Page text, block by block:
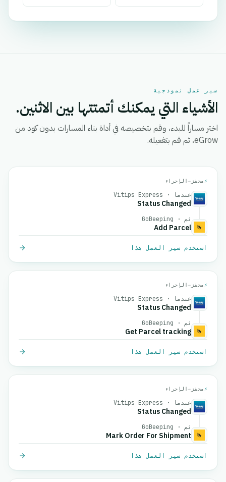
سير عمل نموذجية
الأشياء التي يمكنك أتمتتها بين الاثنين.
اختر مساراً للبدء، وقم بتخصيصه في أداة بناء المسارات بدون كود من
eGrow، ثم قم بتفعيله.
⚡ محفز →الإجراء
عندما · Vitips Express
Status Changed
ثم · GoBeeping
Add Parcel
استخدم سير العمل هذا
⚡ محفز →الإجراء
عندما · Vitips Express
Status Changed
ثم · GoBeeping
Get Parcel tracking
استخدم سير العمل هذا
⚡ محفز →الإجراء
عندما · Vitips Express
Status Changed
ثم · GoBeeping
Mark Order For Shipment
استخدم سير العمل هذا